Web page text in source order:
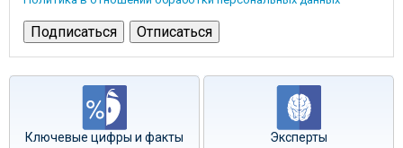
Ключевые цифры и факты Эксперты